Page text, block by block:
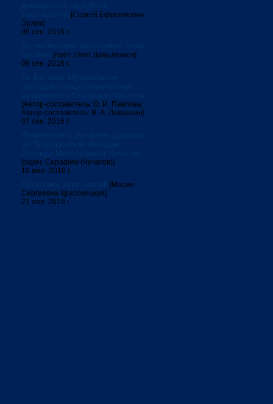
[Сергей Ефроимович
Эрлих]
09 сен. 2016 г.
[прот. Олег Давыденков]
09 сен. 2016 г.
[Автор-составитель: О. И. Павлова;
Автор-составитель: В. А. Левушкин]
07 сен. 2016 г.
[сщмч. Серафим (Чичагов)]
10 мая. 2016 г.
[Мария
Сергеевна Красовицкая]
21 апр. 2016 г.